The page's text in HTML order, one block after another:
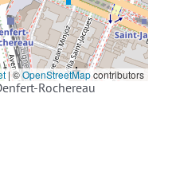
|©OpenStreetMapcontributors
Rochereau